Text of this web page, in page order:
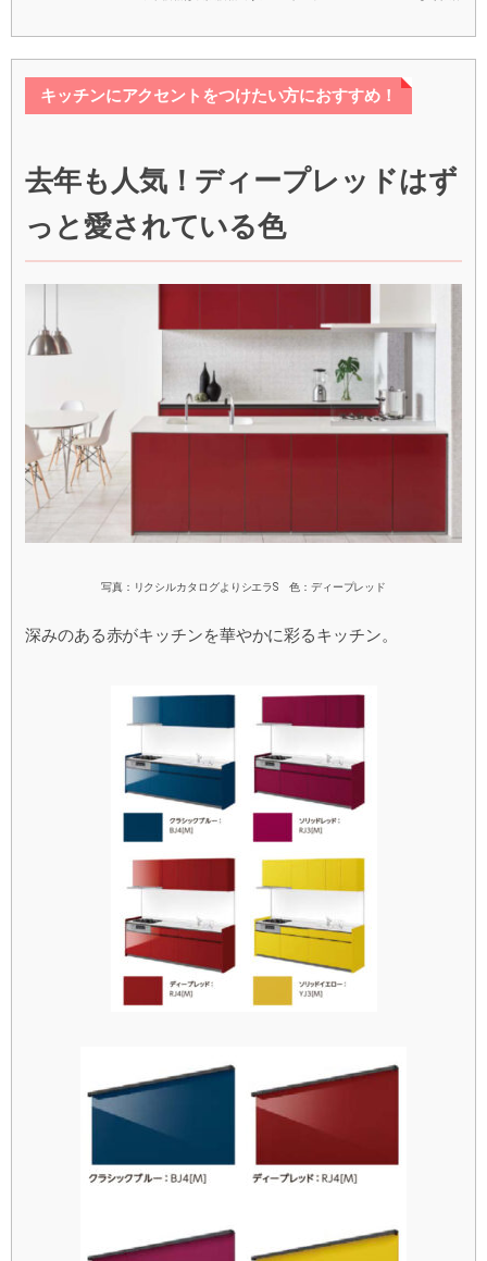
キッチンにアクセントをつけたい方におすすめ！
去年も人気！ディープレッドはず
っと愛されている色
写真：リクシルカタログよりシエラS 色：ディープレッド
深みのある赤がキッチンを華やかに彩るキッチン。